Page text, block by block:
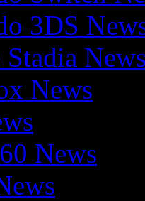
3DS
News
News